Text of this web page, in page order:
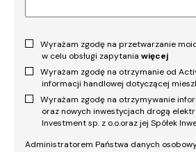
Wyrażam zgodę na przetwarzanie
w celu obsługi zapytaniawięcej
Wyrażam zgodę na otrzymanie od
informacji handlowej dotyczącej
Wyrażam zgodę na otrzymywanie
oraz nowych inwestycjach drogą
Investment sp. z o.o.oraz jej Spółek
Administratorem Państwa danych